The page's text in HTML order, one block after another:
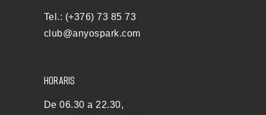
Tel.: (+376) 73 85 73
club@anyospark.com
HORARIS
De 06.30 a 22.30,